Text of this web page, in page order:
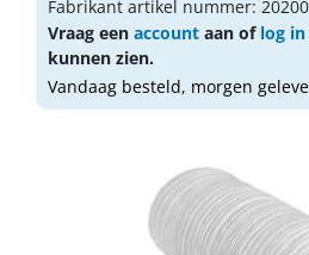
Fabrikant artikel nummer:
Vraag een account aan of log in
kunnen zien.
Vandaag besteld, morgen